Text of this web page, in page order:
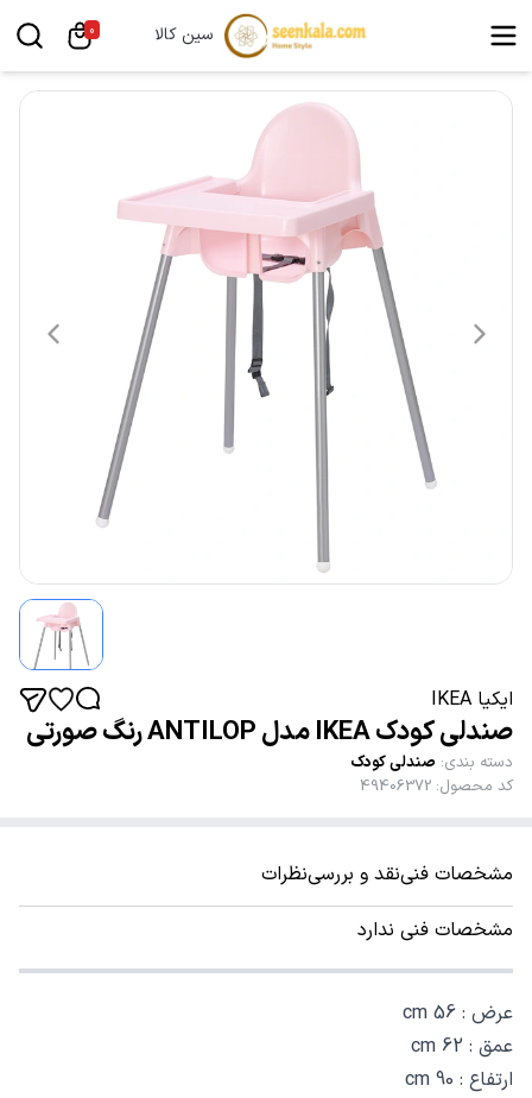
سین کالا 0
ایکیا IKEA
صندلی کودک IKEA مدل ANTILOP رنگ صورتی
دسته بندی: صندلی کودک
کد محصول:
49406372
مشخصات فنینقد و بررسینظرات
مشخصات فنی ندارد
عرض : 56 cm
عمق : 62 cm
ارتفاع : 90 cm